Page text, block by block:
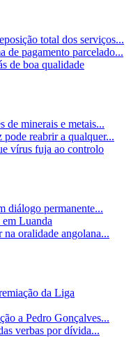
total dos serviços...
de pagamento parcelado...
de boa qualidade
de minerais e metais...
reabrir a qualquer...
vírus fuja ao controlo
diálogo permanente...
Luanda
oralidade angolana...
da Liga
a Pedro Gonçalves...
verbas por dívida...